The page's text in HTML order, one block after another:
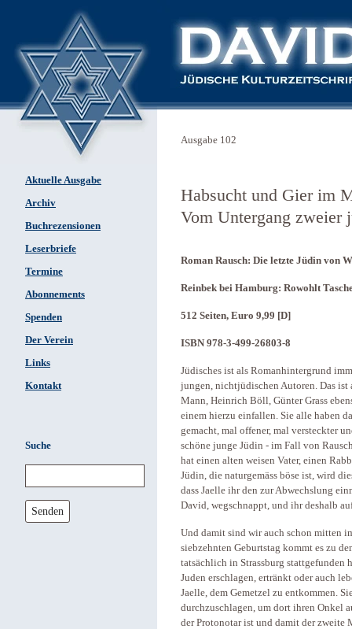
Aktuelle Ausgabe
Archiv
Buchrezensionen
Leserbriefe
Termine
Abonnements
Spenden
Der Verein
Links
Kontakt
Suche
Senden
Ausgabe 102
Habsucht und Gier im
Vom Untergang zweier
Roman Rausch: Die letzte Jüdin von
Reinbek bei Hamburg: Rowohlt
512 Seiten, Euro 9,99 [D]
ISBN 978-3-499-26803-8
Jüdisches ist als Romanhintergrund
jungen, nichtjüdischen Autoren. Das
Mann, Heinrich Böll, Günter Grass
einem hierzu einfallen. Sie alle haben
gemacht, mal offener, mal versteckter
schöne junge Jüdin - im Fall von
hat einen alten weisen Vater, einen
Jüdin, die naturgemäss böse ist, wird
dass Jaelle ihr den zur Abwechslung
David, wegschnappt, und ihr deshalb
Und damit sind wir auch schon mitten
siebzehnten Geburtstag kommt es zu
tatsächlich in Strassburg stattgefunden
Juden erschlagen, ertränkt oder auch
Jaelle, dem Gemetzel zu entkommen.
durchzuschlagen, um dort ihren Onkel
der Protonotar ist und damit der zweite